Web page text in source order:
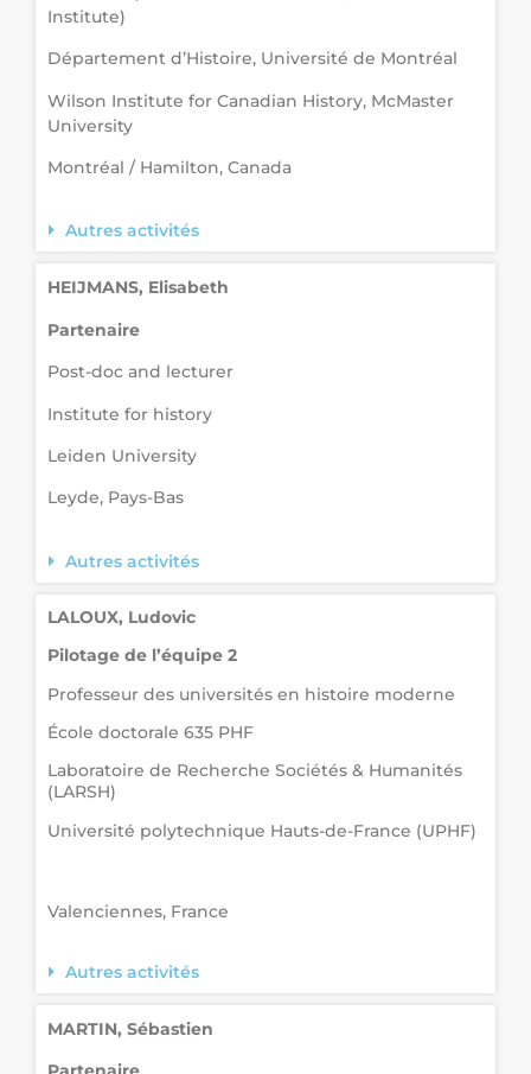
Institute)
Département d’Histoire, Université de Montréal
Wilson Institute for Canadian History, McMaster
University
Montréal / Hamilton, Canada
Autres activités
HEIJMANS, Elisabeth
Partenaire
Post-doc and lecturer
Institute for history
Leiden University
Leyde, Pays-Bas
Autres activités
LALOUX, Ludovic
Pilotage de l’équipe 2
Professeur des universités en histoire moderne
École doctorale 635 PHF
Laboratoire de Recherche Sociétés & Humanités
(LARSH)
Université polytechnique Hauts-de-France (UPHF)
Valenciennes, France
Autres activités
MARTIN, Sébastien